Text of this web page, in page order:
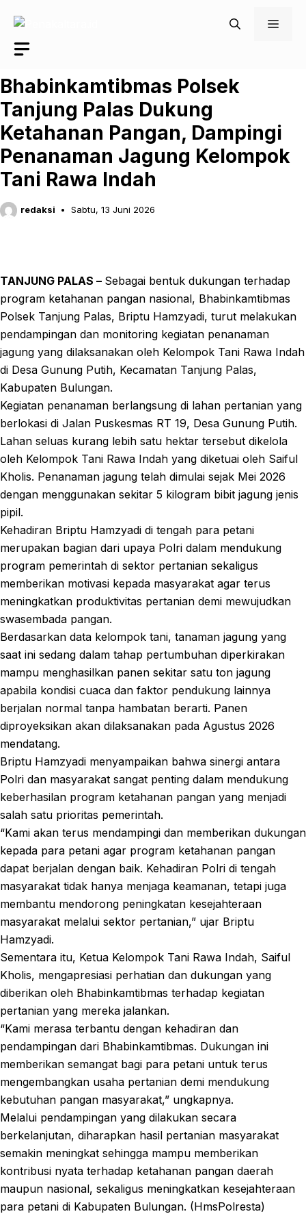
Bhabinkamtibmas Polsek
Tanjung Palas Dukung
Ketahanan Pangan, Dampingi
Penanaman Jagung Kelompok
Tani Rawa Indah
redaksi Sabtu, 13 Juni 2026
TANJUNG PALAS – Sebagai bentuk dukungan terhadap
program ketahanan pangan nasional, Bhabinkamtibmas
Polsek Tanjung Palas, Briptu Hamzyadi, turut melakukan
pendampingan dan monitoring kegiatan penanaman
jagung yang dilaksanakan oleh Kelompok Tani Rawa Indah
di Desa Gunung Putih, Kecamatan Tanjung Palas,
Kabupaten Bulungan.
Kegiatan penanaman berlangsung di lahan pertanian yang
berlokasi di Jalan Puskesmas RT 19, Desa Gunung Putih.
Lahan seluas kurang lebih satu hektar tersebut dikelola
oleh Kelompok Tani Rawa Indah yang diketuai oleh Saiful
Kholis. Penanaman jagung telah dimulai sejak Mei 2026
dengan menggunakan sekitar 5 kilogram bibit jagung jenis
pipil.
Kehadiran Briptu Hamzyadi di tengah para petani
merupakan bagian dari upaya Polri dalam mendukung
program pemerintah di sektor pertanian sekaligus
memberikan motivasi kepada masyarakat agar terus
meningkatkan produktivitas pertanian demi mewujudkan
swasembada pangan.
Berdasarkan data kelompok tani, tanaman jagung yang
saat ini sedang dalam tahap pertumbuhan diperkirakan
mampu menghasilkan panen sekitar satu ton jagung
apabila kondisi cuaca dan faktor pendukung lainnya
berjalan normal tanpa hambatan berarti. Panen
diproyeksikan akan dilaksanakan pada Agustus 2026
mendatang.
Briptu Hamzyadi menyampaikan bahwa sinergi antara
Polri dan masyarakat sangat penting dalam mendukung
keberhasilan program ketahanan pangan yang menjadi
salah satu prioritas pemerintah.
“Kami akan terus mendampingi dan memberikan dukungan
kepada para petani agar program ketahanan pangan
dapat berjalan dengan baik. Kehadiran Polri di tengah
masyarakat tidak hanya menjaga keamanan, tetapi juga
membantu mendorong peningkatan kesejahteraan
masyarakat melalui sektor pertanian,” ujar Briptu
Hamzyadi.
Sementara itu, Ketua Kelompok Tani Rawa Indah, Saiful
Kholis, mengapresiasi perhatian dan dukungan yang
diberikan oleh Bhabinkamtibmas terhadap kegiatan
pertanian yang mereka jalankan.
“Kami merasa terbantu dengan kehadiran dan
pendampingan dari Bhabinkamtibmas. Dukungan ini
memberikan semangat bagi para petani untuk terus
mengembangkan usaha pertanian demi mendukung
kebutuhan pangan masyarakat,” ungkapnya.
Melalui pendampingan yang dilakukan secara
berkelanjutan, diharapkan hasil pertanian masyarakat
semakin meningkat sehingga mampu memberikan
kontribusi nyata terhadap ketahanan pangan daerah
maupun nasional, sekaligus meningkatkan kesejahteraan
para petani di Kabupaten Bulungan. (HmsPolresta)